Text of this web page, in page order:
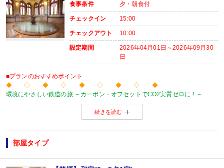
食事条件 夕・朝食付
チェックイン 15:00
チェックアウト 10:00
設定期間
2026年04月01日～2026年09月30
日
■プランのおすすめポイント
◆ ◇ ◆ ◇ ◆ ◇ ◆ ◇ ◆
環境にやさしい鉄道の旅 ～カーボン・オフセットでCO2実質ゼロに！～
当プランの旅行代金にはカーボン・オフセット代金（J-クレジット代金）が含
旅行の移動で排出されるCO2を埋め合わせ（オフセット）出来る仕組みとなっ
※カーボン・オフセットについて、詳しくはこちらをご覧ください。
◆ ◇ ◆ ◇ ◆ ◇ ◆ ◇ ◆
【ご案内】
・館内は階段、段差が多くなっております。ご注意ください。
■夕食
続きを読む
部屋タイプ